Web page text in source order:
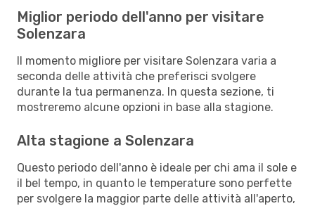
Miglior periodo dell'anno per visitare
Solenzara
Il momento migliore per visitare Solenzara varia a
seconda delle attività che preferisci svolgere
durante la tua permanenza. In questa sezione, ti
mostreremo alcune opzioni in base alla stagione.
Alta stagione a Solenzara
Questo periodo dell'anno è ideale per chi ama il sole e
il bel tempo, in quanto le temperature sono perfette
per svolgere la maggior parte delle attività all'aperto,